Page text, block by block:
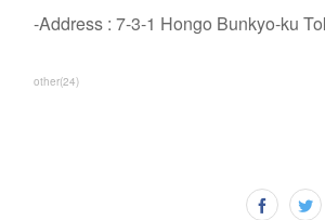
-Address : 7-3-1 Hongo Bunkyo-ku
other(24)